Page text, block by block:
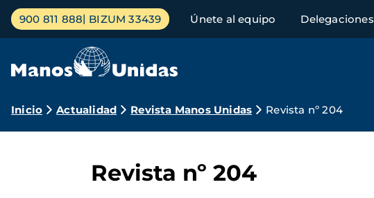
Pasar
contenido
Menú
principal
900 811 888 BIZUM 33439 Únete al equipo Delegaciones
Ruta
navegación
Inicio Actualidad Revista Manos Unidas Revista nº 204
Revista nº 204